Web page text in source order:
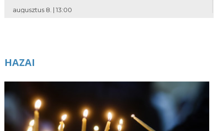
augusztus 8. | 13:00
Loyolai Szent Ignác tanácsai nehézség idején
augusztus 8. | 6:00
Szent Domonkos áldozópap
augusztus 8. | 5:00
HAZAI